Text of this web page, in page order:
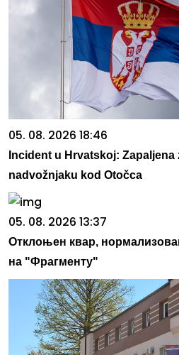
05. 08. 2026 18:46
Incident u Hrvatskoj: Zapaljena
nadvožnjaku kod Otočca
05. 08. 2026 13:37
Отклоњен квар,
на "Фрагменту"